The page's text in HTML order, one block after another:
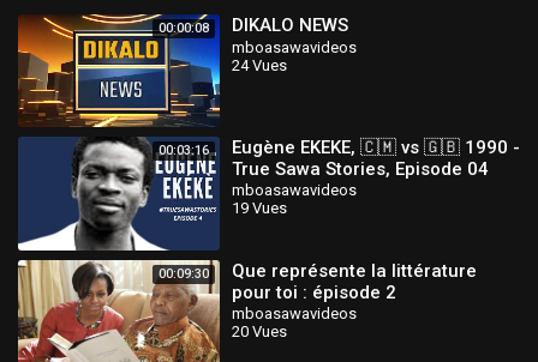
00:00:08 DIKALO NEWS
mboasawavideos
24 Vues
00:03:16
Eugène EKEKE, 🇨🇲 vs 🇬🇧 1990 -
True Sawa Stories, Episode 04
mboasawavideos
19 Vues
00:09:30
Que représente la littérature
pour toi : épisode 2
mboasawavideos
20 Vues